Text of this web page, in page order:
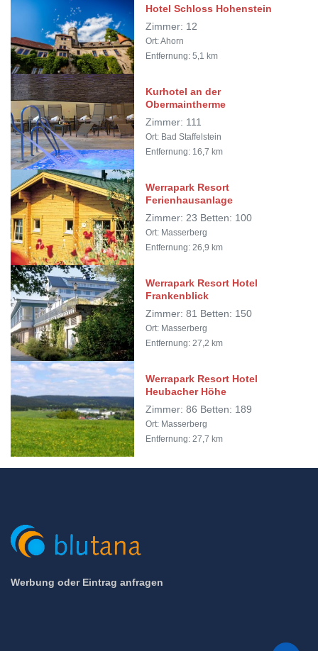
Hotel Schloss Hohenstein
Zimmer: 12
Ort: Ahorn
Entfernung: 5,1 km
Kurhotel an der
Obermaintherme
Zimmer: 111
Ort: Bad Staffelstein
Entfernung: 16,7 km
Werrapark Resort
Ferienhausanlage
Zimmer: 23 Betten: 100
Ort: Masserberg
Entfernung: 26,9 km
Werrapark Resort Hotel
Frankenblick
Zimmer: 81 Betten: 150
Ort: Masserberg
Entfernung: 27,2 km
Werrapark Resort Hotel
Heubacher Höhe
Zimmer: 86 Betten: 189
Ort: Masserberg
Entfernung: 27,7 km
Werbung oder Eintrag anfragen